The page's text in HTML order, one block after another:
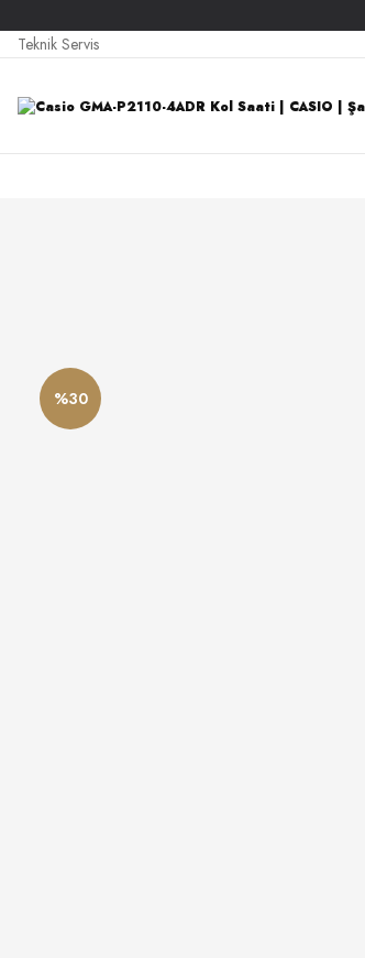
Teknik Servis
%30